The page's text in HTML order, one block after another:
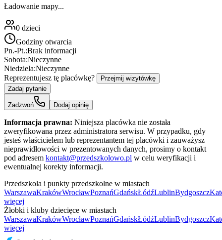
Ładowanie mapy...
0 dzieci
Godziny otwarcia
Pn.-Pt.:Brak informacji
Sobota:Nieczynne
Niedziela:Nieczynne
Reprezentujesz tę placówkę?
Przejmij wizytówkę
Zadaj pytanie
Zadzwoń Dodaj opinię
Informacja prawna: Niniejsza placówka nie została
zweryfikowana przez administratora serwisu. W przypadku, gdy
jesteś właścicielem lub reprezentantem tej placówki i zauważysz
nieprawidłowości w prezentowanych danych, prosimy o kontakt
pod adresem kontakt@przedszkolowo.pl w celu weryfikacji i
ewentualnej korekty informacji.
Przedszkola i punkty przedszkolne w miastach
WarszawaKrakówWrocławPoznańGdańskŁódźLublinBydgoszcz
więcej
Żłobki i kluby dziecięce w miastach
WarszawaKrakówWrocławPoznańGdańskŁódźLublinBydgoszcz
więcej